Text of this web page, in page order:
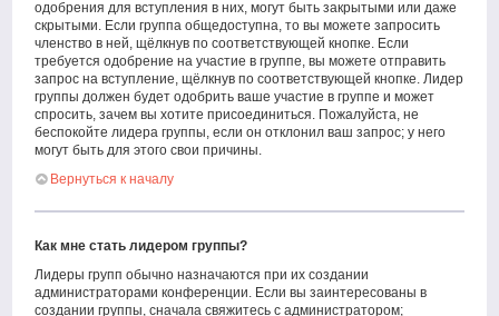
одобрения для вступления в них, могут быть закрытыми или даже
скрытыми. Если группа общедоступна, то вы можете запросить
членство в ней, щёлкнув по соответствующей кнопке. Если
требуется одобрение на участие в группе, вы можете отправить
запрос на вступление, щёлкнув по соответствующей кнопке. Лидер
группы должен будет одобрить ваше участие в группе и может
спросить, зачем вы хотите присоединиться. Пожалуйста, не
беспокойте лидера группы, если он отклонил ваш запрос; у него
могут быть для этого свои причины.
Вернуться к началу
Как мне стать лидером группы?
Лидеры групп обычно назначаются при их создании
администраторами конференции. Если вы заинтересованы в
создании группы, сначала свяжитесь с администратором;